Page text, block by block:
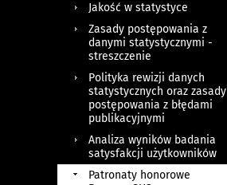
Jakość w statystyce
Zasady postępowania z
danymi statystycznymi -
streszczenie
Polityka rewizji danych
statystycznych oraz zasady
postępowania z błędami
publikacyjnymi
Analiza wyników badania
satysfakcji użytkowników
Patronaty honorowe